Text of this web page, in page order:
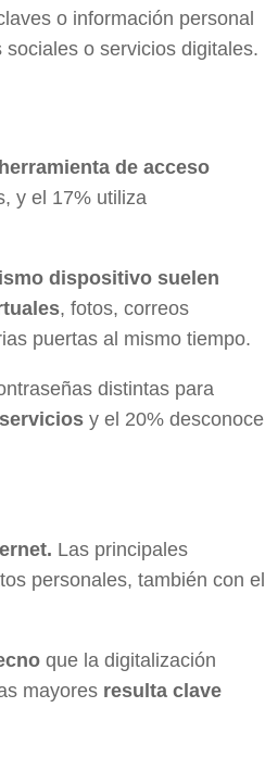
o información personal
sociales o servicios digitales.
de acceso
y el 17% utiliza
dispositivo suelen
, fotos, correos
puertas al mismo tiempo.
distintas para
y el 20% desconoce
Las principales
personales, también con el
que la digitalización
mayores resulta clave